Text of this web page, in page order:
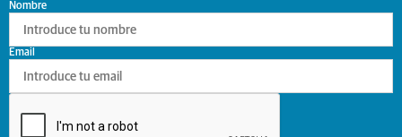
Nombre
Email